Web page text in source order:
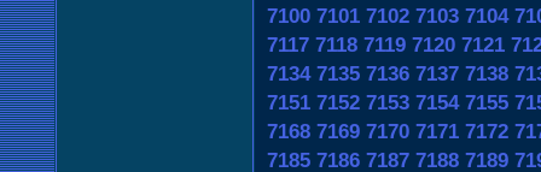
7100 7101 7102 7103 7104
7117 7118 7119 7120 7121
7134 7135 7136 7137 7138
7151 7152 7153 7154 7155
7168 7169 7170 7171 7172
7185 7186 7187 7188 7189